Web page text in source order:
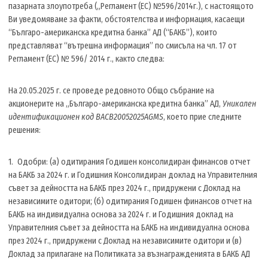
пазарната злоупотреба („Регламент (ЕС) №596/2014г.), с настоящото
Ви уведомяваме за факти, обстоятелства и информация, касаещи
“Българо-американска кредитна банка” АД (“БАКБ”), които
представляват “вътрешна информация” по смисъла на чл. 17 от
Регламент (ЕС) № 596/ 2014 г., както следва:
На 20.05.2025 г. се проведе редовното Общо събрание на
акционерите на „Българо-американска кредитна банка” АД, Уникален
идентификационен код BACB20052025AGMS, което прие следните
решения:
Одобри: (а) одитирания Годишен консолидиран финансов отчет
на БАКБ за 2024 г. и Годишния Консолидиран доклад на Управителния
съвет за дейността на БАКБ през 2024 г., придружени с Доклад на
независимите одитори; (б) одитирания Годишен финансов отчет на
БАКБ на индивидуална основа за 2024 г. и Годишния доклад на
Управителния съвет за дейността на БАКБ на индивидуална основа
през 2024 г., придружени с Доклад на независимите одитори и (в)
Доклад за прилагане на Политиката за възнагражденията в БАКБ АД